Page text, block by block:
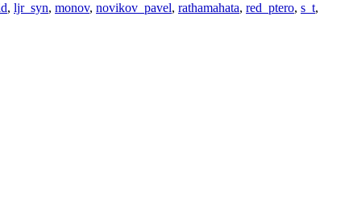
, ljr_syn, monov, novikov_pavel, rathamahata, red_ptero, s_t,